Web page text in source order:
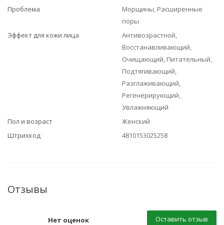
Проблема
Морщины, Расширенные
поры
Эффект для кожи лица
Антивозрастной,
Восстанавливающий,
Очищающий, Питательный,
Подтягивающий,
Разглаживающий,
Регенерирующий,
Увлажняющий
Пол и возраст
Женский
Штрихкод
4810153025258
Отзывы
Нет оценок Оставить отзыв